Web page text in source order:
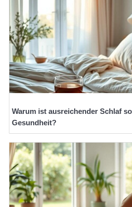
Warum ist ausreichender Schlaf
Gesundheit?